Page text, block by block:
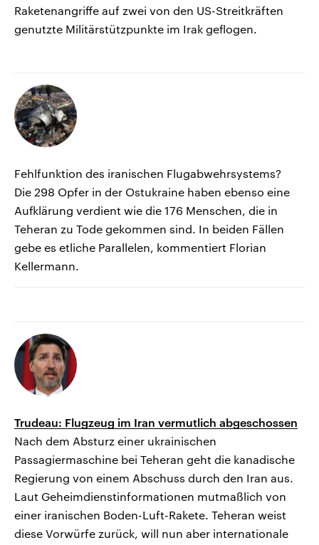
Raketenangriffe auf zwei von den US-Streitkräften
genutzte Militärstützpunkte im Irak geflogen.
Fehlfunktion des iranischen Flugabwehrsystems?
Die 298 Opfer in der Ostukraine haben ebenso eine
Aufklärung verdient wie die 176 Menschen, die in
Teheran zu Tode gekommen sind. In beiden Fällen
gebe es etliche Parallelen, kommentiert Florian
Kellermann.
Trudeau: Flugzeug im Iran vermutlich abgeschossen
Nach dem Absturz einer ukrainischen
Passagiermaschine bei Teheran geht die kanadische
Regierung von einem Abschuss durch den Iran aus.
Laut Geheimdienstinformationen mutmaßlich von
einer iranischen Boden-Luft-Rakete. Teheran weist
diese Vorwürfe zurück, will nun aber internationale